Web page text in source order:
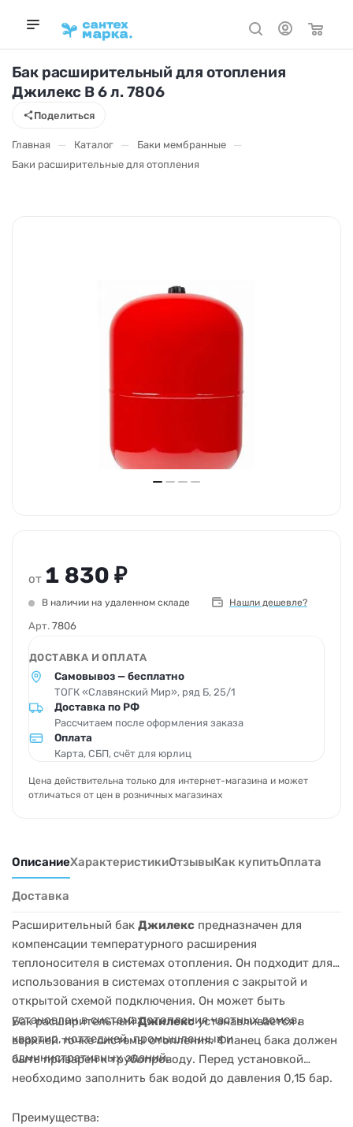
Поделиться
Бак расширительный для отопления
Джилекс В 6 л. 7806
Главная — Каталог — Баки мембранные —
Баки расширительные для отопления
от 1 830 ₽
В наличии на удаленном складе Нашли дешевле?
Арт. 7806
ДОСТАВКА И ОПЛАТА
Самовывоз — бесплатно
ТОГК «Славянский Мир», ряд Б, 25/1
Доставка по РФ
Рассчитаем после оформления заказа
Оплата
Карта, СБП, счёт для юрлиц
Цена действительна только для интернет-магазина и может
отличаться от цен в розничных магазинах
ОписаниеХарактеристикиОтзывыКак купитьОплата
Доставка
Расширительный бак Джилекс предназначен для
компенсации температурного расширения
теплоносителя в системах отопления. Он подходит для
использования в системах отопления с закрытой и
открытой схемой подключения. Он может быть
установлен в системах отопления частных домов,
квартир, коттеджей, промышленных и
административных зданий.
Бак расширительныйДжилексустанавливается в
верхней точке системы отопления. Фланец бака должен
быть приварен к трубопроводу. Перед установкой
необходимо заполнить бак водой до давления 0,15 бар.
Преимущества: